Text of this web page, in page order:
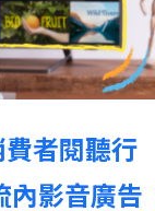
者閱聽行
影音廣告